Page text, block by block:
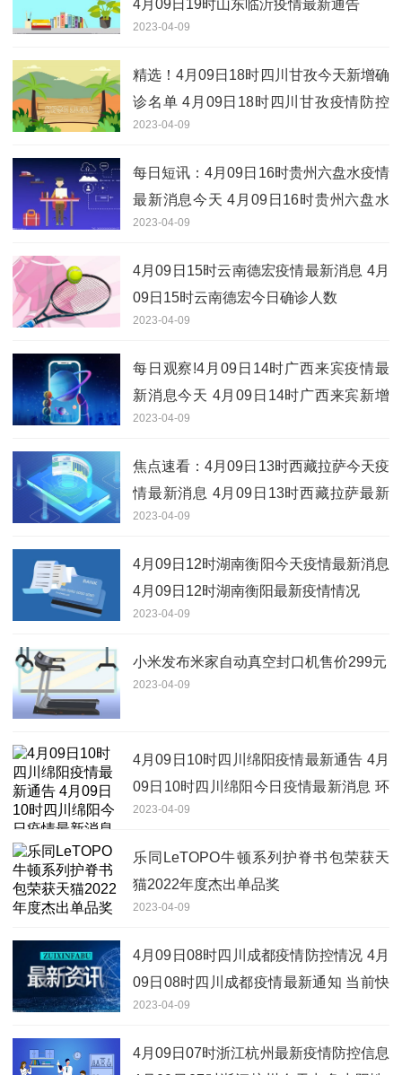
4月09日19时山东临沂疫情最新通告
2023-04-09
精选！4月09日18时四川甘孜今天新增确
诊名单 4月09日18时四川甘孜疫情防控
政策最新通知
2023-04-09
每日短讯：4月09日16时贵州六盘水疫情
最新消息今天 4月09日16时贵州六盘水
新增确诊人数
2023-04-09
4月09日15时云南德宏疫情最新消息 4月
09日15时云南德宏今日确诊人数
2023-04-09
每日观察!4月09日14时广西来宾疫情最
新消息今天 4月09日14时广西来宾新增
确诊人数
2023-04-09
焦点速看：4月09日13时西藏拉萨今天疫
情最新消息 4月09日13时西藏拉萨最新
疫情情况
2023-04-09
4月09日12时湖南衡阳今天疫情最新消息
4月09日12时湖南衡阳最新疫情情况
2023-04-09
小米发布米家自动真空封口机售价299元
2023-04-09
4月09日10时四川绵阳疫情最新通告 4月
09日10时四川绵阳今日疫情最新消息 环
球新视野
2023-04-09
乐同LeTOPO牛顿系列护脊书包荣获天
猫2022年度杰出单品奖
2023-04-09
4月09日08时四川成都疫情防控情况 4月
09日08时四川成都疫情最新通知 当前快
报
2023-04-09
4月09日07时浙江杭州最新疫情防控信息